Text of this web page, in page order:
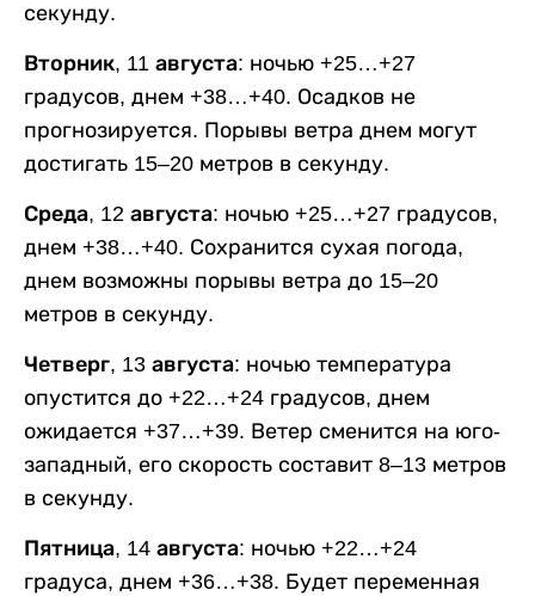
секунду.
Вторник, 11 августа: ночью +25…+27
градусов, днем +38…+40. Осадков не
прогнозируется. Порывы ветра днем могут
достигать 15–20 метров в секунду.
Среда, 12 августа: ночью +25…+27 градусов,
днем +38…+40. Сохранится сухая погода,
днем возможны порывы ветра до 15–20
метров в секунду.
Четверг, 13 августа: ночью температура
опустится до +22…+24 градусов, днем
ожидается +37…+39. Ветер сменится на юго-
западный, его скорость составит 8–13 метров
в секунду.
Пятница, 14 августа: ночью +22…+24
градуса, днем +36…+38. Будет переменная